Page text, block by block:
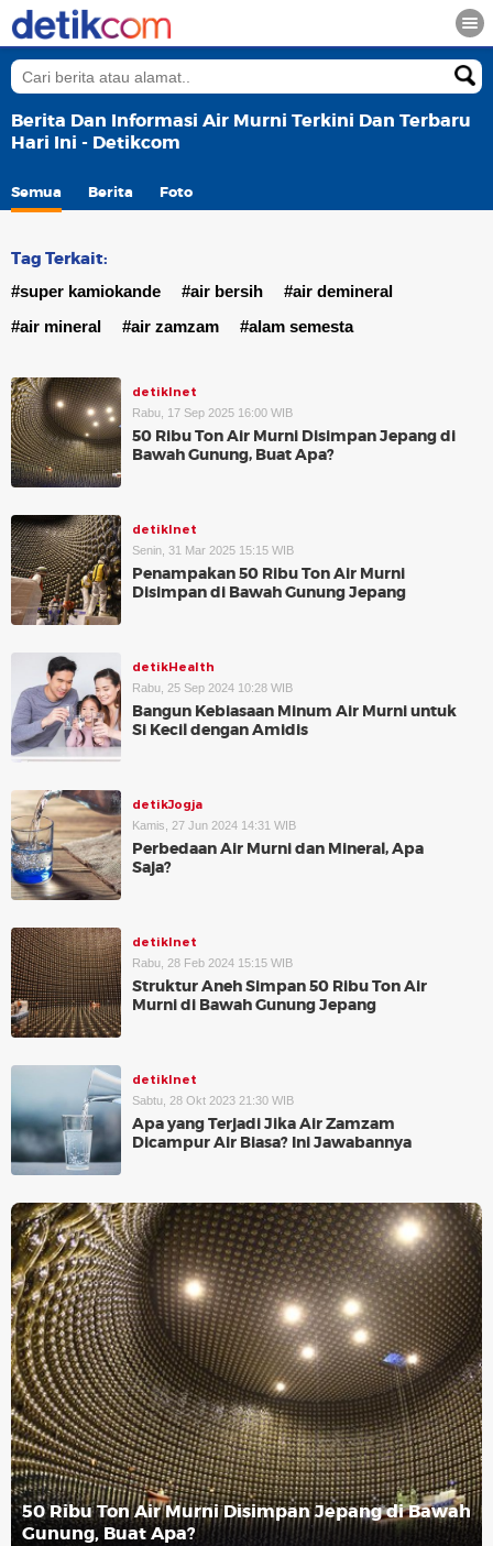
Berita Dan Informasi Air Murni Terkini Dan Terbaru
Hari Ini - Detikcom
Semua Berita Foto
Tag Terkait:
#super kamiokande #air bersih
#air demineral
#air mineral
#air zamzam #alam semesta
detikInet
Rabu, 17 Sep 2025 16:00 WIB
50 Ribu Ton Air Murni Disimpan Jepang di
Bawah Gunung, Buat Apa?
detikInet
Senin, 31 Mar 2025 15:15 WIB
Penampakan 50 Ribu Ton Air Murni
Disimpan di Bawah Gunung Jepang
detikHealth
Rabu, 25 Sep 2024 10:28 WIB
Bangun Kebiasaan Minum Air Murni untuk
Si Kecil dengan Amidis
detikJogja
Kamis, 27 Jun 2024 14:31 WIB
Perbedaan Air Murni dan Mineral, Apa
Saja?
detikInet
Rabu, 28 Feb 2024 15:15 WIB
Struktur Aneh Simpan 50 Ribu Ton Air
Murni di Bawah Gunung Jepang
detikInet
Sabtu, 28 Okt 2023 21:30 WIB
Apa yang Terjadi Jika Air Zamzam
Dicampur Air Biasa? Ini Jawabannya
50 Ribu Ton Air Murni Disimpan Jepang di Bawah
Gunung, Buat Apa?